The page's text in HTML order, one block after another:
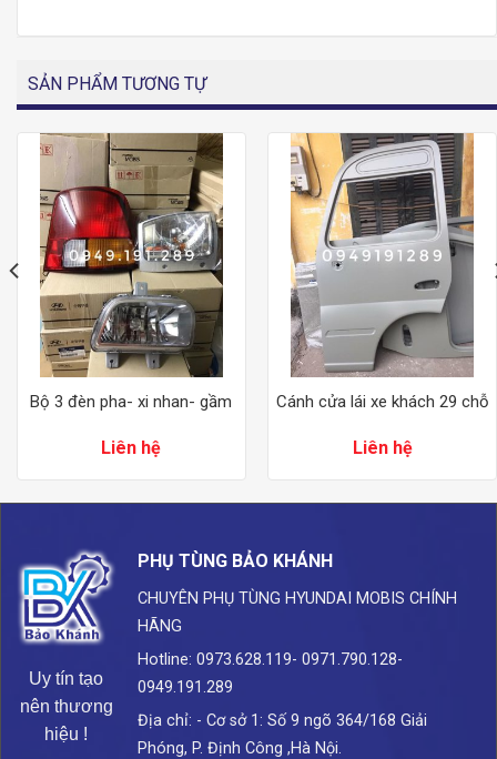
SẢN PHẨM TƯƠNG TỰ
Bộ 3 đèn pha- xi nhan- gầm
Liên hệ
Cánh cửa lái xe khách 29 chỗ
Liên hệ
Uy tín tạo
nên thương
hiệu !
PHỤ TÙNG BẢO KHÁNH
CHUYÊN PHỤ TÙNG HYUNDAI MOBIS CHÍNH
HÃNG
Hotline: 0973.628.119- 0971.790.128-
0949.191.289
Địa chỉ: - Cơ sở 1: Số 9 ngõ 364/168 Giải
Phóng, P. Định Công ,Hà Nội.